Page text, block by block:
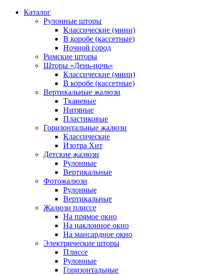
Каталог
Рулонные шторы
Классические (мини)
В коробе (кассетные)
Ночной город
Римские шторы
Шторы «День-ночь»
Классические (мини)
В коробе (кассетные)
Вертикальные жалюзи
Тканевые
Нитяные
Пластиковые
Горизонтальные жалюзи
Классические
Изотра Хит
Детские жалюзи
Рулонные
Вертикальные
Фотожалюзи
Рулонные
Вертикальные
Жалюзи плиссе
На прямое окно
На наклонное окно
На мансардное окно
Электрические шторы
Плиссе
Рулонные
Горизонтальные